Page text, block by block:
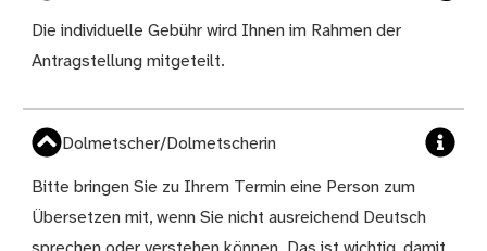
Die individuelle Gebühr wird Ihnen im Rahmen der
Antragstellung mitgeteilt.
Dolmetscher/Dolmetscherin
Bitte bringen Sie zu Ihrem Termin eine Person zum
Übersetzen mit, wenn Sie nicht ausreichend Deutsch